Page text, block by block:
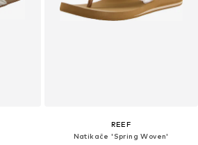
REEF
Natikače 'Spring Woven'